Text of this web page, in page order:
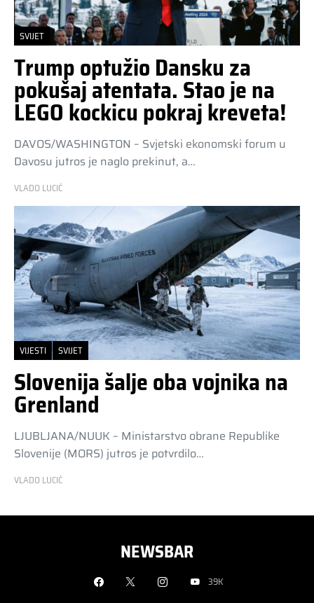
SVIJET
Trump optužio Dansku za
pokušaj atentata. Stao je na
LEGO kockicu pokraj kreveta!
DAVOS/WASHINGTON – Svjetski ekonomski forum u
Davosu jutros je naglo prekinut, a…
VLADO LUCIĆ
VIJESTI SVIJET
Slovenija šalje oba vojnika na
Grenland
LJUBLJANA/NUUK – Ministarstvo obrane Republike
Slovenije (MORS) jutros je potvrdilo…
VLADO LUCIĆ
NEWSBAR
39K